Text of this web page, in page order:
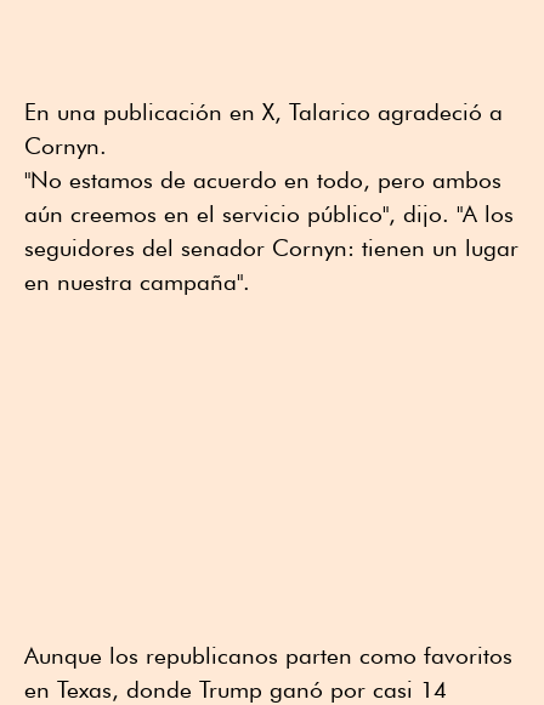
En una publicación en X, Talarico agradeció a
Cornyn.
"No estamos de acuerdo en todo, pero ambos
aún creemos en el servicio público", dijo. "A los
seguidores del senador Cornyn: tienen un lugar
en nuestra campaña".
Aunque los republicanos parten como favoritos
en Texas, donde Trump ganó por casi 14